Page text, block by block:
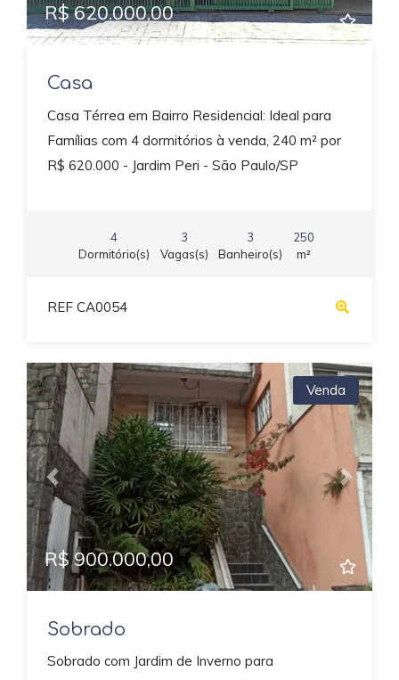
R$ 620.000,00
Casa
Casa Térrea em Bairro Residencial: Ideal para
Famílias com 4 dormitórios à venda, 240 m² por
R$ 620.000 - Jardim Peri - São Paulo/SP
4
Dormitório(s)
3
Vagas(s)
3
Banheiro(s)
250
m²
REF CA0054
Previous Next
Venda
R$ 900.000,00
Sobrado
Sobrado com Jardim de Inverno para